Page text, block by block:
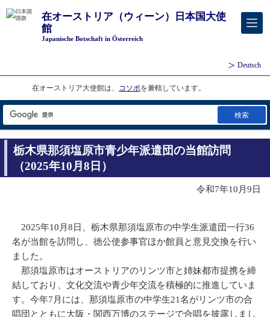
在オーストリア（ウィーン）日本国大使
館
Japanische Botschaft in Österreich
Deutsch
在オーストリア大使館は、 コソボを兼轄しています。
検索
栃木県那須塩原市青少年派遣団の当館訪問
（2025年10月8日）
令和7年10月9日
2025年10月8日、栃木県那須塩原市の中学生派遣団一行36
名が当館を訪問し、徳公使参事官ほか館員と意見交換を行い
ました。
那須塩原市はオーストリアのリンツ市と姉妹都市提携を締
結しており、文化交流や青少年交流を積極的に推進していま
す。今年7月には、那須塩原市の中学生21名がリンツ市の合
唱団とともに大阪・関西万博のステージで合唱を披露しまし